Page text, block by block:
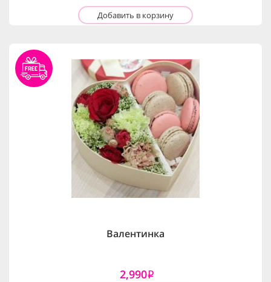
Добавить в корзину
Валентинка
2,990i